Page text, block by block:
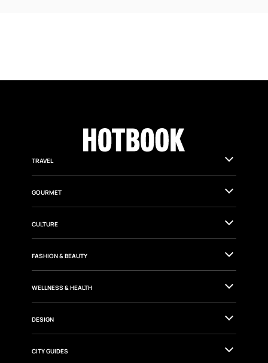
TRAVEL
GOURMET
CULTURE
FASHION & BEAUTY
WELLNESS & HEALTH
DESIGN
CITY GUIDES